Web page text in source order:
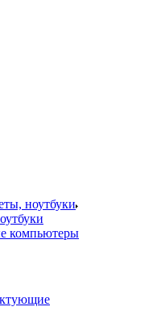
ноутбуки
компьютеры